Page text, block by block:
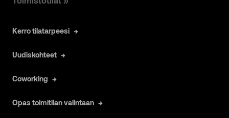
Kerro tilatarpeesi
Uudiskohteet
Coworking
Opas toimitilan valintaan